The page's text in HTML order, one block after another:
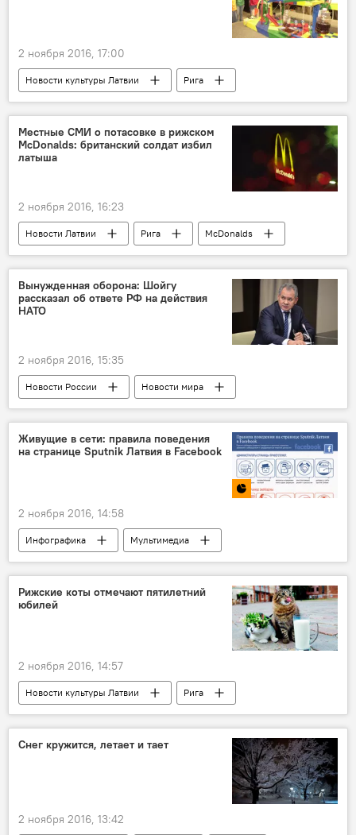
2 ноября 2016, 17:00
Новости культуры Латвии
Рига
Рижская дума
Книга рекордов Гиннесса
Местные СМИ о потасовке в рижском
McDonalds: британский солдат избил
латыша
2 ноября 2016, 16:23
Новости Латвии Рига
McDonalds
потасовка
Инцидент между солдатом НАТО и парнем в Риге
британские солдаты
Вынужденная оборона: Шойгу
рассказал об ответе РФ на действия
НАТО
2 ноября 2016, 15:35
Новости России
Новости мира
Россия
Сергей Шойгу
Минобороны РФ
НАТО
ответные меры
оборона
Живущие в сети: правила поведения
на странице Sputnik Латвия в Facebook
2 ноября 2016, 14:58
Инфографика
Мультимедиа
Новости Латвии
Латвия
Рижские коты отмечают пятилетний
юбилей
2 ноября 2016, 14:57
Новости культуры Латвии
Рига
Нил Ушаков
Рижская дума кот
Снег кружится, летает и тает
2 ноября 2016, 13:42